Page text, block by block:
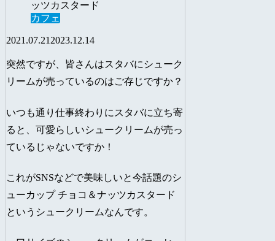
カフェ
2021.07.21 2023.12.14
突然ですが、皆さんはスタバにシューク
リームが売っているのはご存じですか？
いつも通り仕事終わりにスタバに立ち寄
ると、可愛らしいシュークリームが売っ
ているじゃないですか！
これがSNSなどで美味しいと今話題のシ
ューカップ チョコ＆ナッツカスタード
というシュークリームなんです。